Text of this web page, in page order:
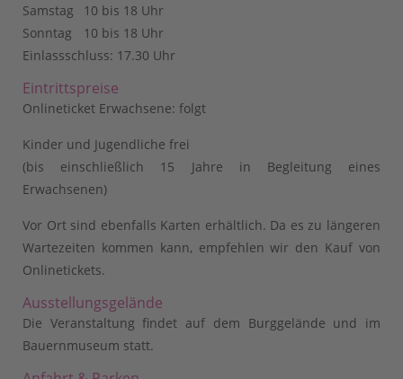
Samstag
10 bis 18 Uhr
Sonntag
10 bis 18 Uhr
Einlassschluss: 17.30 Uhr
Eintrittspreise
Onlineticket Erwachsene: folgt
Kinder und Jugendliche frei
(bis einschließlich 15 Jahre in Begleitung eines
Erwachsenen)
Vor Ort sind ebenfalls Karten erhältlich. Da es zu längeren
Wartezeiten kommen kann, empfehlen wir den Kauf von
Onlinetickets.
Ausstellungsgelände
Die Veranstaltung findet auf dem Burggelände und im
Bauernmuseum statt.